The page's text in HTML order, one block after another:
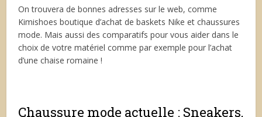
On trouvera de bonnes adresses sur le web, comme
Kimishoes boutique d’achat de baskets Nike et chaussures
mode. Mais aussi des comparatifs pour vous aider dans le
choix de votre matériel comme par exemple pour l’achat
d’une chaise romaine !
Chaussure mode actuelle : Sneakers,